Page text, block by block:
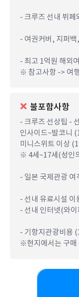
- 크루즈 선내 뷔페
- 여권커버, 지퍼
- 최고 1억원 해외
※ 참고사항 -> 여
불포함사항
- 크루즈 선상팁 -
인사이드~발코니
미니스위트 이상
※ 4세~17세(성인
- 일본 국제관광 여
- 선내 유료시설
- 선내 인터넷(와
- 기항지관광비용
※현지에서는 구매